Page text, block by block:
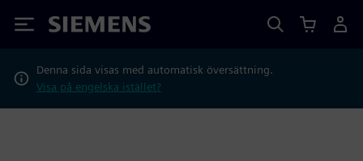
Siemens
Denna sida visas med automatisk översättning.
Visa på engelska istället?